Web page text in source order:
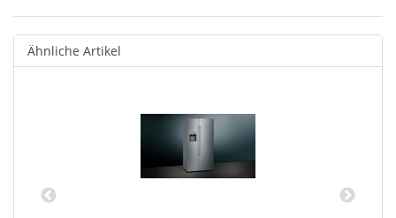
Ähnliche Artikel